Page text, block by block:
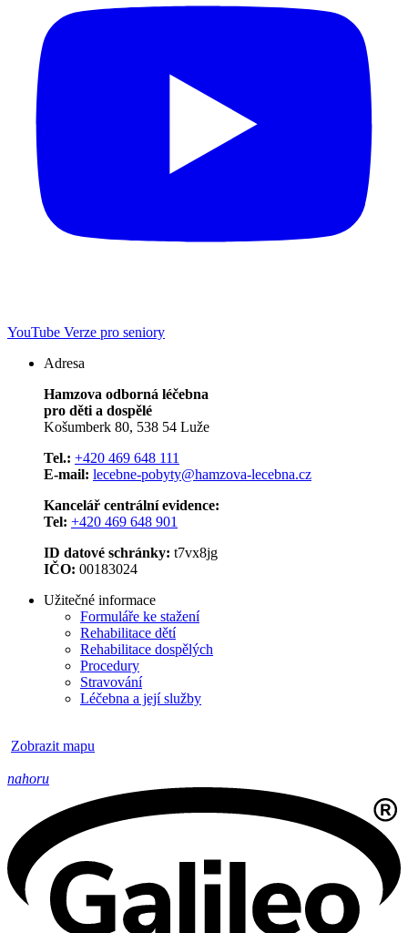
YouTube Verze pro seniory
Adresa
Hamzova odborná léčebna
pro děti a dospělé
Košumberk 80, 538 54 Luže
Tel.: +420 469 648 111
E-mail: lecebne-pobyty@hamzova-lecebna.cz
Kancelář centrální evidence:
Tel: +420 469 648 901
ID datové schránky: t7vx8jg
IČO: 00183024
Užitečné informace
Formuláře ke stažení
Rehabilitace dětí
Rehabilitace dospělých
Procedury
Stravování
Léčebna a její služby
Zobrazit mapu
nahoru